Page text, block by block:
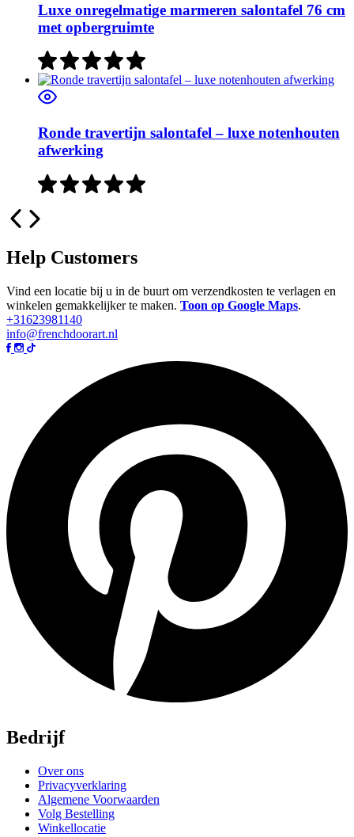
Luxe onregelmatige marmeren salontafel 76 cm
met opbergruimte
Ronde travertijn salontafel – luxe notenhouten
afwerking
Help Customers
Vind een locatie bij u in de buurt om verzendkosten te verlagen en
winkelen gemakkelijker te maken. Toon op Google Maps.
+31623981140
info@frenchdoorart.nl
Bedrijf
Over ons
Privacyverklaring
Algemene Voorwaarden
Volg Bestelling
Winkellocatie